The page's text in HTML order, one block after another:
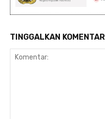
TINGGALKAN KOMENTAR